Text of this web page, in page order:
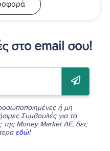
στο email σου!
ή μη
Συμβουλές για τα
της Money Market AE, δες
εδώ!